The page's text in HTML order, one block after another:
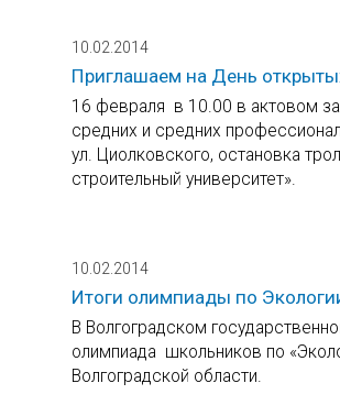
10.02.2014
Приглашаем на День
16 февраля в 10.00 в актовом
средних и средних
ул. Циолковского, остановка
строительный университет».
10.02.2014
Итоги олимпиады по
В Волгоградском
олимпиада школьников по
Волгоградской области.